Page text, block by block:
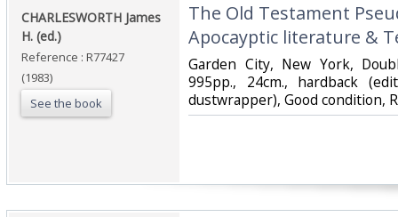
‎CHARLESWORTH James
H. (ed.)‎
Reference : R77427
(1983)
See the book
‎The Old Testament
Apocayptic literature &
‎Garden City, New York,
995pp., 24cm., hardback
dustwrapper), Good condition,